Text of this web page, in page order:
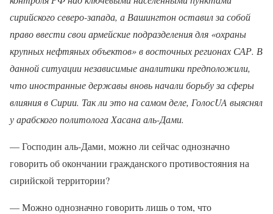
сирийского северо-запада, а Вашингтон оставил за собой
право ввести свои армейские подразделения для «охраны
крупных нефтяных объектов» в восточных регионах САР. В
данной ситуации независимые аналитики предположили,
что иностранные державы вновь начали борьбу за сферы
влияния в Сирии. Так ли это на самом деле, ГолосUA выяснял
у арабского политолога Хасана аль-Дами.
— Господин аль-Дами, можно ли сейчас однозначно
говорить об окончании гражданского противостояния на
сирийской территории?
— Можно однозначно говорить лишь о том, что